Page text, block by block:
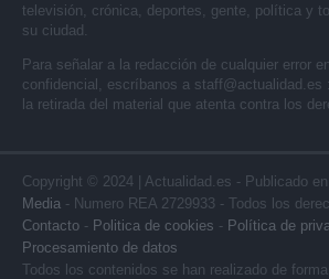
televisión, crónica, deportes, gente, política y
su ciudad.
Para señalar a la redacción de cualquier error
confidencial, escríbanos a staff@actualidad.es
la retirada del material que atenta contra los
Copyright © 2024 | Actualidad.es - Publicado
Media - Numero REA 2729933 - Todos los
Contacto - Politica de cookies - Política de
Procesamiento de datos
Todos los contenidos se han realizado de